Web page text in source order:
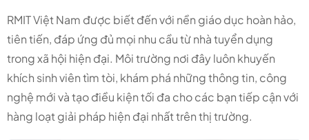
RMIT Việt Nam được biết đến với nền giáo dục hoàn hảo,
tiên tiến, đáp ứng đủ mọi nhu cầu từ nhà tuyển dụng
trong xã hội hiện đại. Môi trường nơi đây luôn khuyến
khích sinh viên tìm tòi, khám phá những thông tin, công
nghệ mới và tạo điều kiện tối đa cho các bạn tiếp cận với
hàng loạt giải pháp hiện đại nhất trên thị trường.